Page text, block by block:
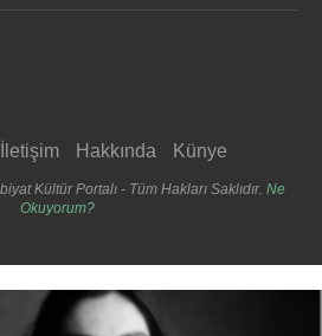
İletişim Hakkında Künye
Kültür Portalı - Tüm Hakları Saklıdır. Ne
Okuyorum?